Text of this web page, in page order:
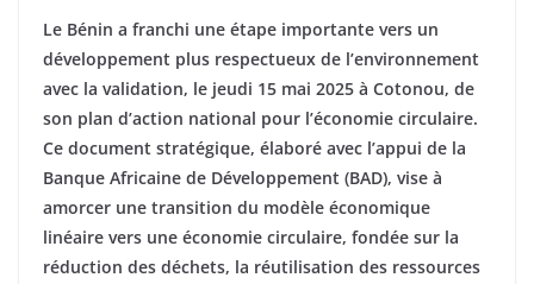
Le Bénin a franchi une étape importante vers un
développement plus respectueux de l’environnement
avec la validation, le jeudi 15 mai 2025 à Cotonou, de
son plan d’action national pour l’économie circulaire.
Ce document stratégique, élaboré avec l’appui de la
Banque Africaine de Développement (BAD), vise à
amorcer une transition du modèle économique
linéaire vers une économie circulaire, fondée sur la
réduction des déchets, la réutilisation des ressources